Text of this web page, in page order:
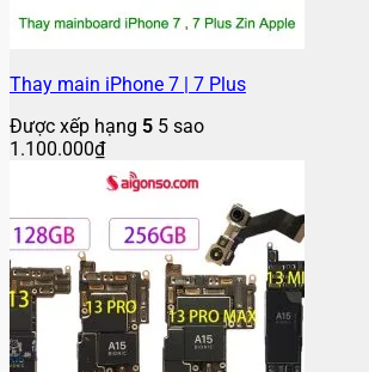
Thay main iPhone 7 | 7 Plus
Được xếp hạng 5 5 sao
1.100.000₫